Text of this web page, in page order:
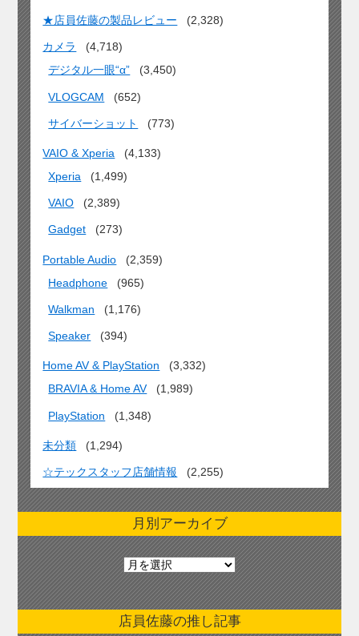
★店員佐藤の製品レビュー (2,328)
カメラ
(4,718)
デジタル一眼“α”
(3,450)
VLOGCAM (652)
サイバーショット (773)
VAIO & Xperia
(4,133)
Xperia
(1,499)
VAIO (2,389)
Gadget (273)
Portable Audio
(2,359)
Headphone
(965)
Walkman (1,176)
Speaker (394)
Home AV & PlayStation
(3,332)
BRAVIA & Home AV
(1,989)
PlayStation (1,348)
未分類 (1,294)
☆テックスタッフ店舗情報 (2,255)
月別アーカイブ
月
別
ア
ー
カ店員佐藤の推し記事